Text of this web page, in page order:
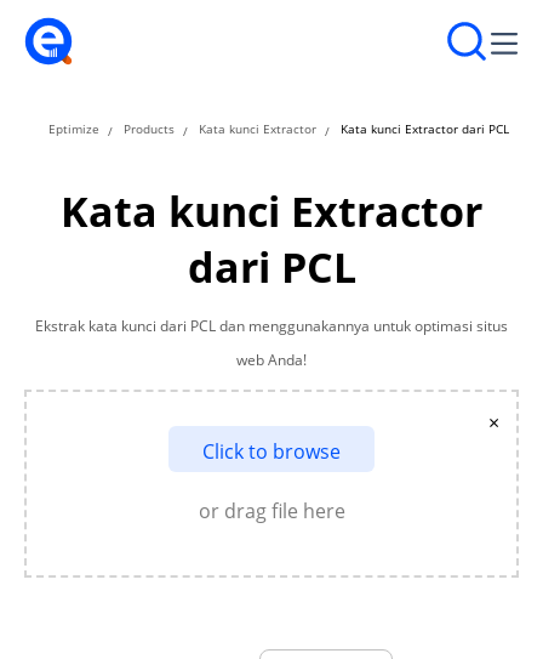
Eptimize Products Kata kunci Extractor Kata kunci Extractor dari PCL
Kata kunci Extractor
dari PCL
Ekstrak kata kunci dari PCL dan menggunakannya untuk optimasi situs
web Anda!
Click to browse
or drag file here
×